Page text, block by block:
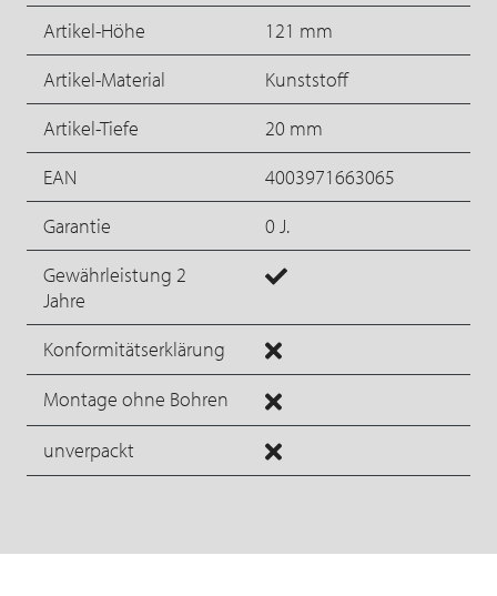
Artikel-Höhe
121 mm
Artikel-Material
Kunststoff
Artikel-Tiefe
20 mm
EAN
4003971663065
Garantie
0 J.
Gewährleistung 2
Jahre
Konformitätserklärung
Montage ohne Bohren
unverpackt